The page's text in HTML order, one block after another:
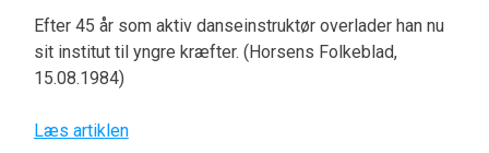
Efter 45 år som aktiv danseinstruktør overlader han nu
sit institut til yngre kræfter. (Horsens Folkeblad,
15.08.1984)
Læs artiklen